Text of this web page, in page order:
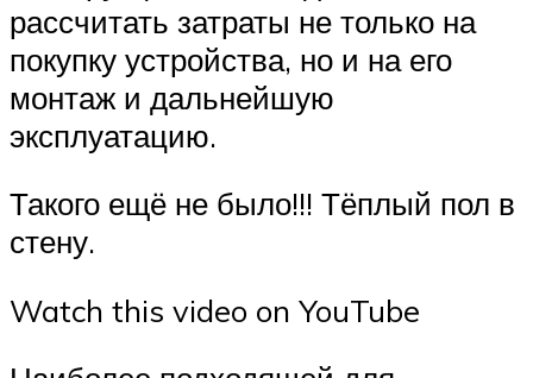
рассчитать затраты не только на
покупку устройства, но и на его
монтаж и дальнейшую
эксплуатацию.
Такого ещё не было!!! Тёплый пол в
стену.
Watch this video on YouTube